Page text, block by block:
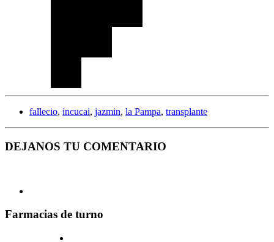
fallecio, incucai, jazmin, la Pampa, transplante
DEJANOS TU COMENTARIO
Farmacias de turno